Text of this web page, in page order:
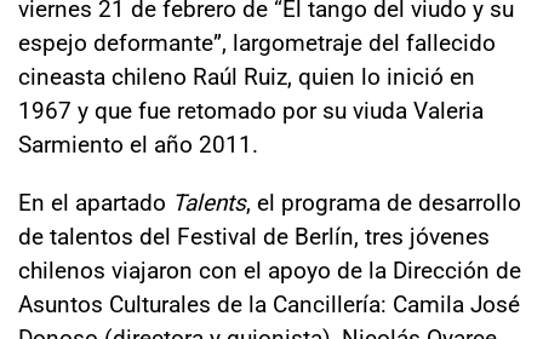
viernes 21 de febrero de “El tango del viudo y su
espejo deformante”, largometraje del fallecido
cineasta chileno Raúl Ruiz, quien lo inició en
1967 y que fue retomado por su viuda Valeria
Sarmiento el año 2011.
En el apartado Talents, el programa de desarrollo
de talentos del Festival de Berlín, tres jóvenes
chilenos viajaron con el apoyo de la Dirección de
Asuntos Culturales de la Cancillería: Camila José